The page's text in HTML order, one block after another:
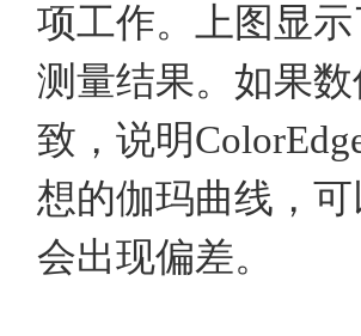
项工作。上图显
测量结果。如果
致，说明
想的伽玛曲线，
会出现偏差。